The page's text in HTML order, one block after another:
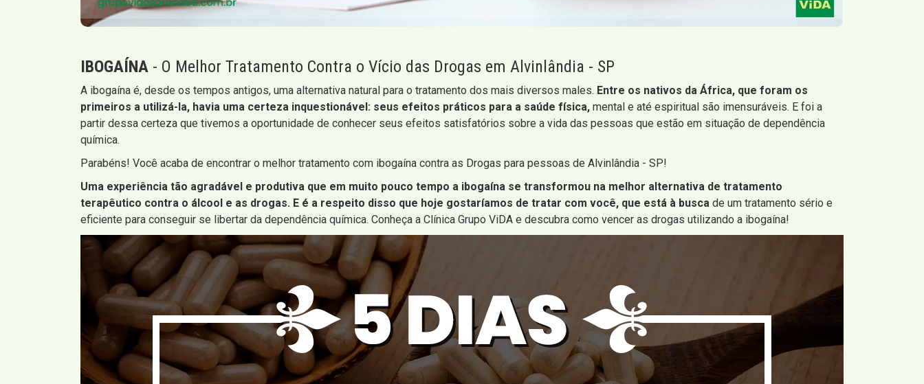
IBOGAÍNA - O Melhor Tratamento Contra o Vício das Drogas em Alvinlândia - SP
A ibogaína é, desde os tempos antigos, uma alternativa natural para o tratamento dos mais diversos males. Entre os nativos da África, que foram os
primeiros a utilizá-la, havia uma certeza inquestionável: seus efeitos práticos para a saúde física, mental e até espiritual são imensuráveis. E foi a
partir dessa certeza que tivemos a oportunidade de conhecer seus efeitos satisfatórios sobre a vida das pessoas que estão em situação de dependência
química.
Parabéns! Você acaba de encontrar o melhor tratamento com ibogaína contra as Drogas para pessoas de Alvinlândia - SP!
Uma experiência tão agradável e produtiva que em muito pouco tempo a ibogaína se transformou na melhor alternativa de tratamento
terapêutico contra o álcool e as drogas. E é a respeito disso que hoje gostaríamos de tratar com você, que está à busca de um tratamento sério e
eficiente para conseguir se libertar da dependência química. Conheça a Clínica Grupo ViDA e descubra como vencer as drogas utilizando a ibogaína!